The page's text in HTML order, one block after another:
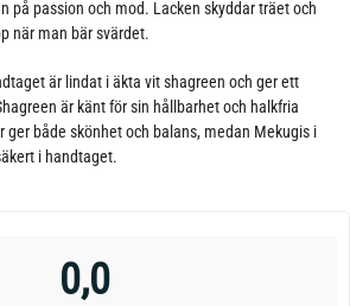
på passion och mod. Lacken skyddar träet och
när man bär svärdet.
är lindat i äkta vit shagreen och ger ett
är känt för sin hållbarhet och halkfria
ger både skönhet och balans, medan Mekugis i
i handtaget.
0,0